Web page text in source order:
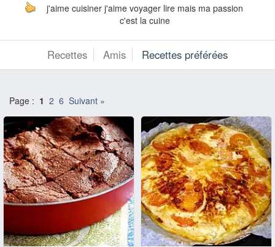
j'aime cuisiner j'aime voyager lire mais ma passion
c'est la cuine
Recettes Amis Recettes préférées
Page : 1 2 6 Suivant »